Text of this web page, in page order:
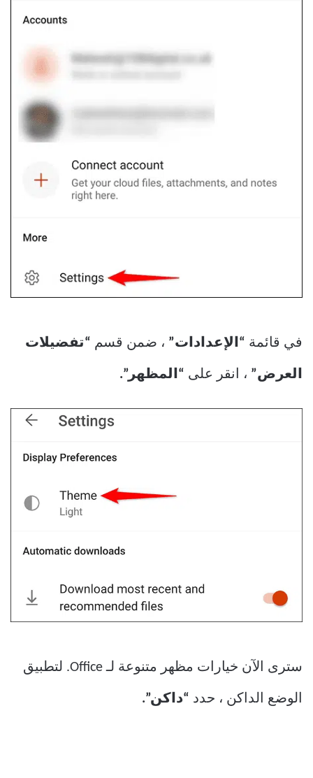
في قائمة “الإعدادات” ، ضمن قسم “تفضيلات
العرض” ، انقر على “المظهر”.
سترى الآن خيارات مظهر متنوعة لـ Office. لتطبيق
الوضع الداكن ، حدد “داكن”.